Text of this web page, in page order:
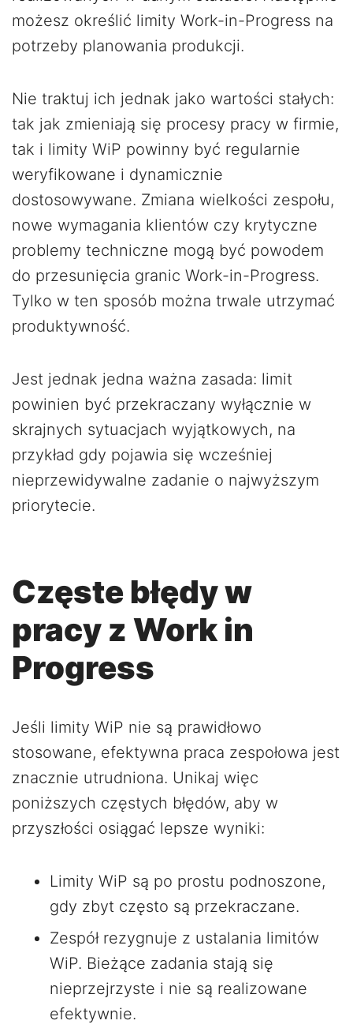
możesz określić limity Work-in-Progress na
potrzeby planowania produkcji.
Nie traktuj ich jednak jako wartości stałych:
tak jak zmieniają się procesy pracy w firmie,
tak i limity WiP powinny być regularnie
weryfikowane i dynamicznie
dostosowywane. Zmiana wielkości zespołu,
nowe wymagania klientów czy krytyczne
problemy techniczne mogą być powodem
do przesunięcia granic Work-in-Progress.
Tylko w ten sposób można trwale utrzymać
produktywność.
Jest jednak jedna ważna zasada: limit
powinien być przekraczany wyłącznie w
skrajnych sytuacjach wyjątkowych, na
przykład gdy pojawia się wcześniej
nieprzewidywalne zadanie o najwyższym
priorytecie.
Częste błędy w
pracy z Work in
Progress
Jeśli limity WiP nie są prawidłowo
stosowane, efektywna praca zespołowa jest
znacznie utrudniona. Unikaj więc
poniższych częstych błędów, aby w
przyszłości osiągać lepsze wyniki:
Limity WiP są po prostu podnoszone,
gdy zbyt często są przekraczane.
Zespół rezygnuje z ustalania limitów
WiP. Bieżące zadania stają się
nieprzejrzyste i nie są realizowane
efektywnie.